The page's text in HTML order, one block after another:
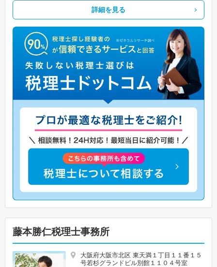
詳細を見る
藤本勝仁税理士事務所
大阪府大阪市北区 東天満１丁目１１番１５
号若杉グランドビル別館１１０４号室